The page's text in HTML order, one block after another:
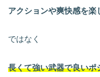
アクションや爽快感を楽
ではなく
長くて強い武器で良いポ